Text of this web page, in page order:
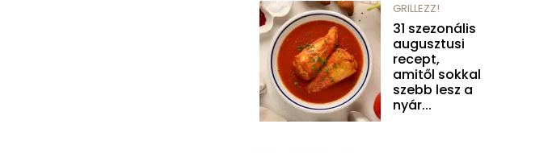
GRILLEZZ!
31 szezonális
augusztusi
recept,
amitől sokkal
szebb lesz a
nyár...